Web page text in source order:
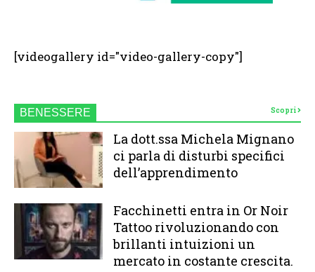
[videogallery id="video-gallery-copy"]
BENESSERE Scopri
La dott.ssa Michela Mignano
ci parla di disturbi specifici
dell’apprendimento
Facchinetti entra in Or Noir
Tattoo rivoluzionando con
brillanti intuizioni un
mercato in costante crescita.